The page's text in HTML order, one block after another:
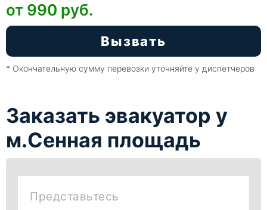
Вызвать
от 990 руб.
* Окончательную сумму перевозки уточняйте у диспетчеров
Заказать эвакуатор у
м.Сенная площадь
Представьтесь